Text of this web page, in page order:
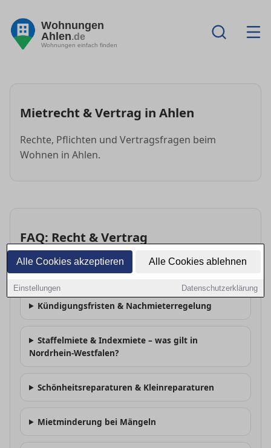
Alle Cookies akzeptieren Alle Cookies ablehnen
Einstellungen Datenschutzerklärung
Wohnungen
Ahlen.de
Wohnungen einfach finden
Mietrecht & Vertrag in Ahlen
Rechte, Pflichten und Vertragsfragen beim
Wohnen in Ahlen.
FAQ: Recht & Vertrag
Was muss im Mietvertrag stehen?
Kündigungsfristen & Nachmieterregelung
Staffelmiete & Indexmiete – was gilt in
Nordrhein-Westfalen?
Schönheitsreparaturen & Kleinreparaturen
Mietminderung bei Mängeln